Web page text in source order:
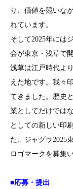
り、価値を競いな
れています。
そして2025年には
会が東京・浅草で
浅草は江戸時代よ
えた地です。我々
てきました。歴史
業としてだけでは
としての新しい印
た、ジャグラ2025
ロゴマークを募集
■応募・提出